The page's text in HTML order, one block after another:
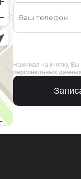
Нажимая на кнопку, Вы
персональных данных